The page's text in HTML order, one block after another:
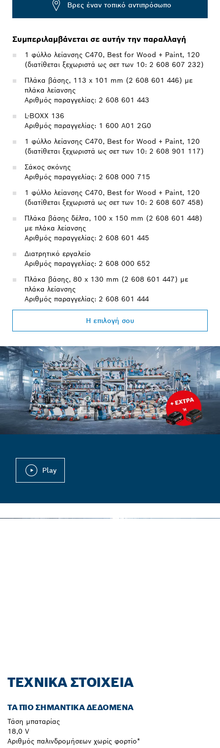
Βρες έναν τοπικό αντιπρόσωπο
Συμπεριλαμβάνεται σε αυτήν την παραλλαγή
1 φύλλο λείανσης C470, Best for Wood + Paint, 120
(διατίθεται ξεχωριστά ως σετ των 10: 2 608 607 232)
Πλάκα βάσης, 113 x 101 mm (2 608 601 446) με
πλάκα λείανσης
Αριθμός παραγγελίας: 2 608 601 443
L-BOXX 136
Αριθμός παραγγελίας: 1 600 A01 2G0
1 φύλλο λείανσης C470, Best for Wood + Paint, 120
(διατίθεται ξεχωριστά ως σετ των 10: 2 608 901 117)
Σάκος σκόνης
Αριθμός παραγγελίας: 2 608 000 715
1 φύλλο λείανσης C470, Best for Wood + Paint, 120
(διατίθεται ξεχωριστά ως σετ των 10: 2 608 607 458)
Πλάκα βάσης δέλτα, 100 x 150 mm (2 608 601 448)
με πλάκα λείανσης
Αριθμός παραγγελίας: 2 608 601 445
Διατρητικό εργαλείο
Αριθμός παραγγελίας: 2 608 000 652
Πλάκα βάσης, 80 x 130 mm (2 608 601 447) με
πλάκα λείανσης
Αριθμός παραγγελίας: 2 608 601 444
Η επιλογή σου
Play
ΤΕΧΝΙΚΆ ΣΤΟΙΧΕΊΑ
ΤΑ ΠΙΟ ΣΗΜΑΝΤΙΚΆ ΔΕΔΟΜΈΝΑ
Τάση μπαταρίας
18,0 V
Αριθμός παλινδρομήσεων χωρίς φορτίο*